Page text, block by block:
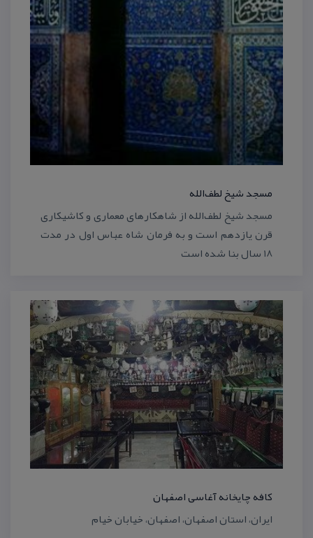
مسجد شیخ لطف‌الله
مسجد شیخ لطف‌الله از شاهكارهای معماری و كاشیكاری
قرن یازدهم است و به فرمان شاه عباس اول در مدت
18 سال بنا شده است
كافه چایخانه آغاسی اصفهان
ایران، استان اصفهان، اصفهان، خیابان خیام